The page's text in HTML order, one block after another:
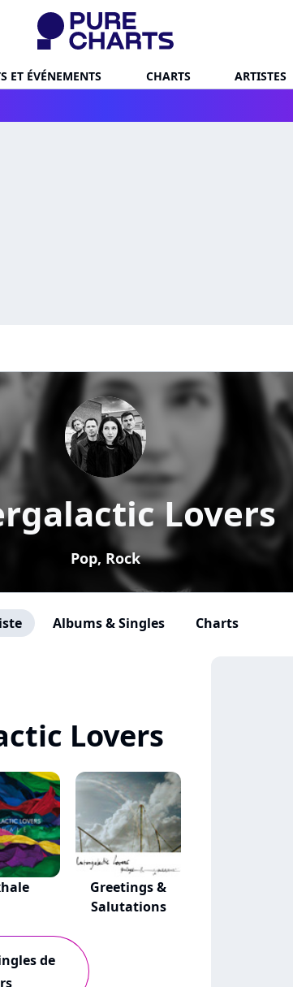
ET ÉVÉNEMENTS CHARTS ARTISTES
Lovers
Pop, Rock
Albums & Singles Charts
Lovers
Greetings &
Salutations
de